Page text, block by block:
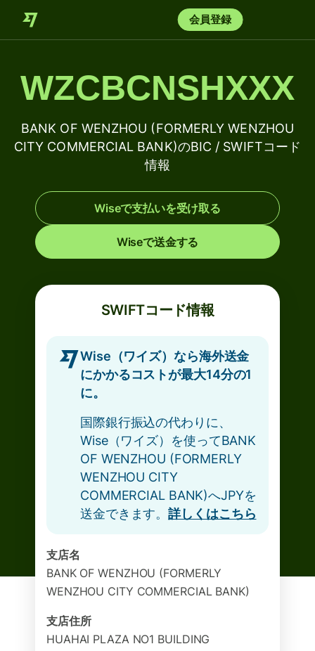
会員登録
WZCBCNSHXXX
BANK OF WENZHOU (FORMERLY WENZHOU
CITY COMMERCIAL BANK)のBIC / SWIFTコード
情報
Wiseで支払いを受け取る
Wiseで送金する
SWIFTコード情報
Wise（ワイズ）なら海外送金
にかかるコストが最大14分の1
に。
国際銀行振込の代わりに、
Wise（ワイズ）を使ってBANK
OF WENZHOU (FORMERLY
WENZHOU CITY
COMMERCIAL BANK)へJPYを
送金できます。詳しくはこちら
支店名
BANK OF WENZHOU (FORMERLY
WENZHOU CITY COMMERCIAL BANK)
支店住所
HUAHAI PLAZA NO1 BUILDING